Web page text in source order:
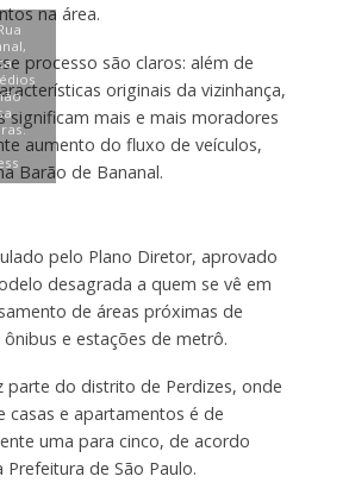
na área.
processo são claros: além de
originais da vizinhança,
significam mais e mais moradores
aumento do fluxo de veículos,
Barão de Bananal.
pelo Plano Diretor, aprovado
desagrada a quem se vê em
de áreas próximas de
e estações de metrô.
parte do distrito de Perdizes, onde
casas e apartamentos é de
uma para cinco, de acordo
de São Paulo.